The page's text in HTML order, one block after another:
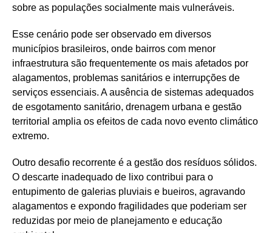
sobre as populações socialmente mais vulneráveis.
Esse cenário pode ser observado em diversos
municípios brasileiros, onde bairros com menor
infraestrutura são frequentemente os mais afetados por
alagamentos, problemas sanitários e interrupções de
serviços essenciais. A ausência de sistemas adequados
de esgotamento sanitário, drenagem urbana e gestão
territorial amplia os efeitos de cada novo evento climático
extremo.
Outro desafio recorrente é a gestão dos resíduos sólidos.
O descarte inadequado de lixo contribui para o
entupimento de galerias pluviais e bueiros, agravando
alagamentos e expondo fragilidades que poderiam ser
reduzidas por meio de planejamento e educação